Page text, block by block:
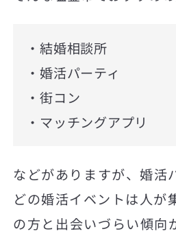
・結婚相談所
・婚活パーティ
・街コン
・マッチングアプリ
などがありますが、婚活
どの婚活イベントは人が
の方と出会いづらい傾向